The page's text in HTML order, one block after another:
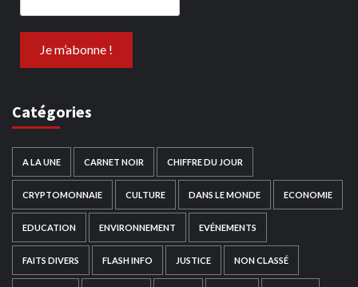
Catégories
A LA UNE CARNET NOIR CHIFFRE DU JOUR
CRYPTOMONNAIE CULTURE DANS LE MONDE ECONOMIE
EDUCATION ENVIRONNEMENT EVÉNEMENTS
FAITS DIVERS FLASH INFO JUSTICE NON CLASSÉ